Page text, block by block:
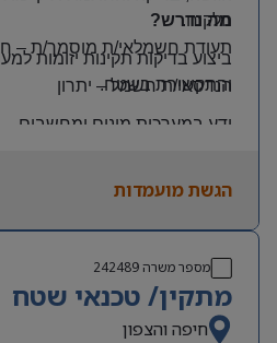
הלקוח.
ביצוע בדיקות תקינות יזומות
והתקשורת בשטח.
מה נדרש?
תעודת חשמלאי/ת מוסמך/ת –
הנדסאי/ת חשמל– יתרון
ידע במערכות מונים ומחשבים
היקף משרה:
משרה מלאה | ימים: א’-ה’ | שעות:
תנאים:
רכב צמוד וטלפון סלולרי
שכר גבוה
הגשת מועמדות
מספר משרה242489
מתקין/ טכנאי שטח
חיפה והצפון